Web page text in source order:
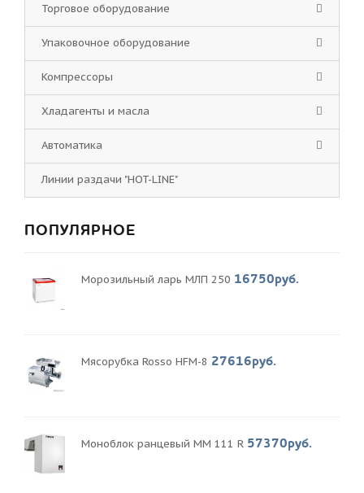
Торговое оборудование
Упаковочное оборудование
Компрессоры
Хладагенты и масла
Автоматика
Линии раздачи "HOT-LINE"
ПОПУЛЯРНОЕ
Морозильный ларь МЛП 250 16750руб.
Мясорубка Rosso HFM-8 27616руб.
Моноблок ранцевый MM 111 R 57370руб.